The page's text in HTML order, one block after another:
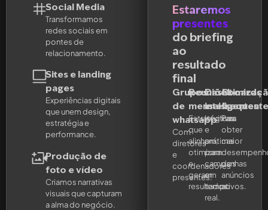
Social Media
Transformamos
redes sociais em
pontes de
relacionamento.
Sites e landing
pages
Experiências digitais
que unem design,
estratégia e
performance.
Produção de
foto e vídeo
Criamos narrativas
visuais que capturam
a alma do negócio.
Estaremos
presentes
do briefing
ao
resultado
final
Grupos
de
whatsapp
Com
diretores
e
coordenadores
presentes.
Reuniões
mensais
Estratégicas
que
alinham,
otimizam
e
geram
resultados.
Dashboards
inteligentes
Intuitivas
e
práticas
para
campanhas
em
tempo
real.
frequente
Para
obter
maior
dos
anúncios
ativos.